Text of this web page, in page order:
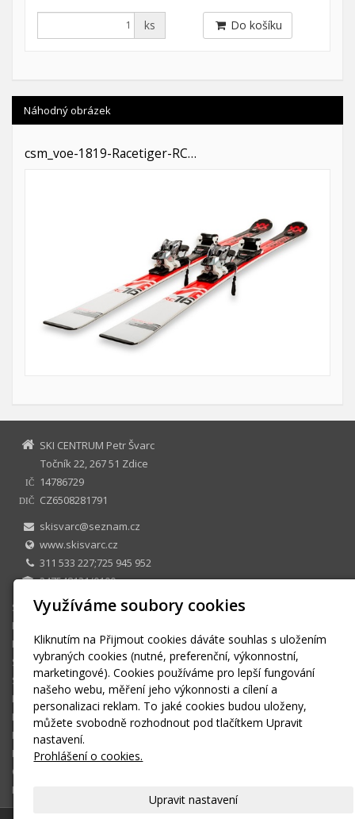
ks Do košíku
Náhodný obrázek
csm_voe-1819-Racetiger-RC…
SKI CENTRUM Petr Švarc
Točník 22, 267 51 Zdice
IČ 14786729
DIČ
CZ6508281791
skisvarc@seznam.cz
www.skisvarc.cz
311 533 227;725 945 952
247548131/0100
SKI CENTRUM Petr Švarc
E-shop
Půjčovna
Sezonní půjčovné
Skiservis
Kontakt
Kontaktní formulář
Ke stažení
Montáž a seřízení vázání
OBCHODNÍ PODMÍNKY
Košík
Využíváme soubory cookies
Kliknutím na Přijmout cookies dáváte souhlas s uložením
vybraných cookies (nutné, preferenční, výkonnostní,
marketingové). Cookies používáme pro lepší fungování
našeho webu, měření jeho výkonnosti a cílení a
personalizaci reklam. To jaké cookies budou uloženy,
můžete svobodně rozhodnout pod tlačítkem Upravit
nastavení.
Prohlášení o cookies.
Upravit nastavení